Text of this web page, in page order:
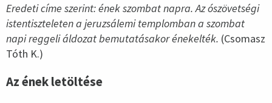
Eredeti címe szerint: ének szombat napra. Az ószövetségi
istentiszteleten a jeruzsálemi templomban a szombat
napi reggeli áldozat bemutatásakor énekelték. (Csomasz
Tóth K.)
Az ének letöltése